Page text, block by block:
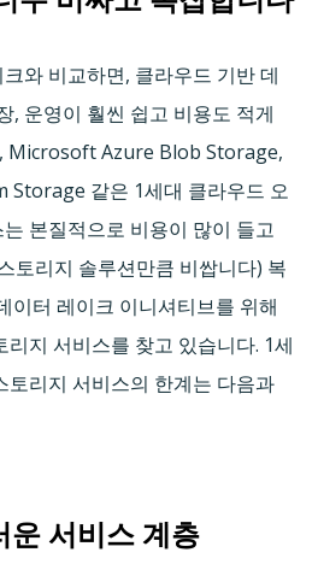
와 비교하면, 클라우드 기반 데
, 운영이 훨씬 쉽고 비용도 적게
Microsoft Azure Blob Storage,
같은 1세대 클라우드 오
본질적으로 비용이 많이 들고
토리지 솔루션만큼 비쌉니다) 복
이터 레이크 이니셔티브를 위해
지 서비스를 찾고 있습니다. 1세
토리지 서비스의 한계는 다음과
운 서비스 계층